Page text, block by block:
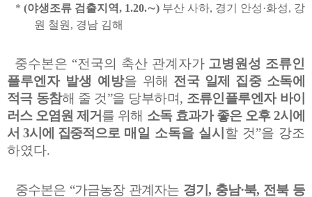
* (야생조류 검출지역, 1.20.∼) 부산 사하, 경기 안성 ·화성, 강
원 철원 , 경남 김해
중수본은 “전국의 축산 관계자가 고병원성 조류인
플루엔자 발생 예방을 위해 전국 일제 집중 소독에
적극 동참해 줄 것”을 당부하며, 조류인플루엔자 바이
러스 오염원 제거를 위해 소독 효과가 좋은 오후2시에
서 3시에 집중적으로 매일 소독을 실시 할 것”을 강조
하였다.
중수본은 “가금농장 관계자는 경기 , 충남·북, 전북 등